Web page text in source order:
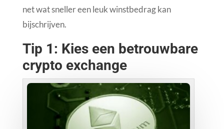
net wat sneller een leuk winstbedrag kan
bijschrijven.
Tip 1: Kies een betrouwbare
crypto exchange